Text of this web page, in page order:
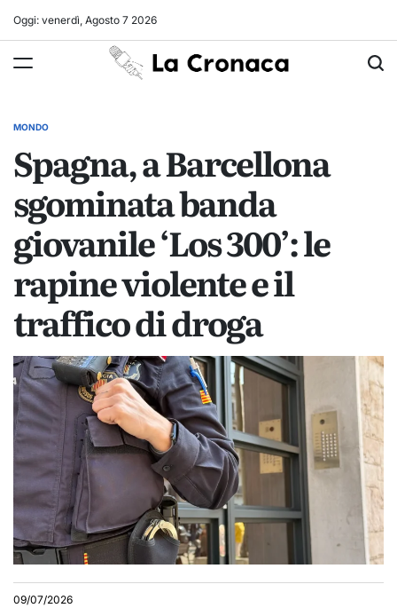
Oggi: venerdì, Agosto 7 2026
La
Cronaca
POSTED
MONDO
Spagna, a Barcellona
sgominata banda
giovanile ‘Los 300’: le
rapine violente e il
traffico di droga
09/07/2026